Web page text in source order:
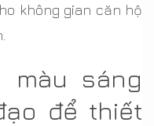
không gian căn hộ
màu sáng
để thiết